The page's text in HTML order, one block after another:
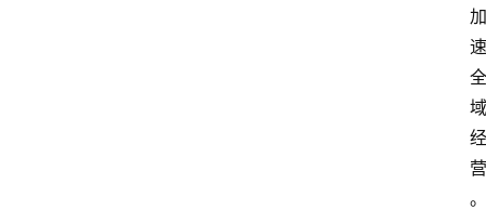
加
速
全
域
经
营
。